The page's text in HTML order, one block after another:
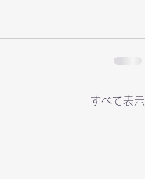
すべて表示